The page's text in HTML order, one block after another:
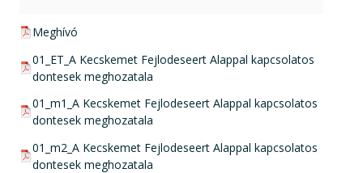
pdf csatolmány:
Meghívó
pdf csatolmány:
01_ET_A Kecskemet Fejlodeseert Alappal kapcsolatos
dontesek meghozatala
pdf csatolmány:
01_m1_A Kecskemet Fejlodeseert Alappal kapcsolatos
dontesek meghozatala
pdf csatolmány:
01_m2_A Kecskemet Fejlodeseert Alappal kapcsolatos
dontesek meghozatala